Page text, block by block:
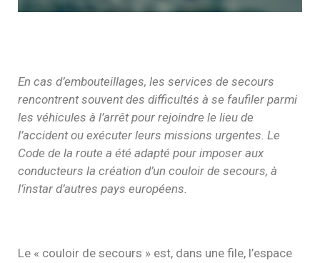
En cas d’embouteillages, les services de secours
rencontrent souvent des difficultés à se faufiler parmi
les véhicules à l’arrêt pour rejoindre le lieu de
l’accident ou exécuter leurs missions urgentes. Le
Code de la route a été adapté pour imposer aux
conducteurs la création d’un couloir de secours, à
l’instar d’autres pays européens.
Le « couloir de secours » est, dans une file, l’espace